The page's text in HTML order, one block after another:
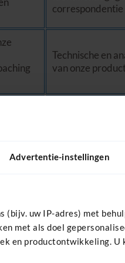
Advertentie-instellingen
(bijv. uw IP-adres) met
met als doel
en productontwikkeling. U
correspondentie
Technische en
van onze
analytische
de
Aankoop- en